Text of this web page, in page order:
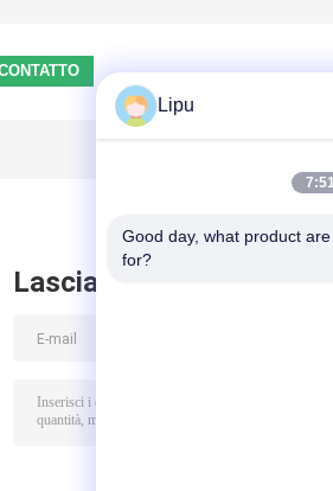
Lasciare messaggio
Lipu
Good day, what product
for?